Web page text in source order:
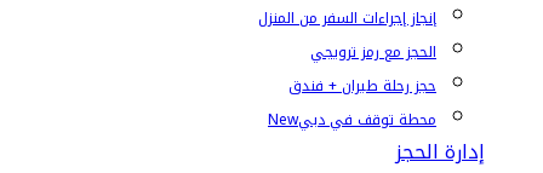
إنجاز إجراءات السفر من المنزل
الحجز مع رمز ترويجي
حجز رحلة طيران + فندق
محطة توقف في دبيNew
إدارة الحجز